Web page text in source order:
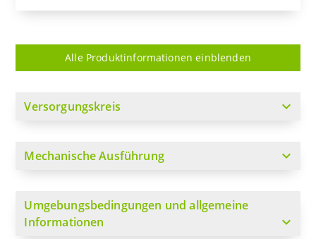
Alle Produktinformationen einblenden
Versorgungskreis expand_more
Mechanische Ausführung expand_more
Umgebungsbedingungen und allgemeine
Informationen
expand_more